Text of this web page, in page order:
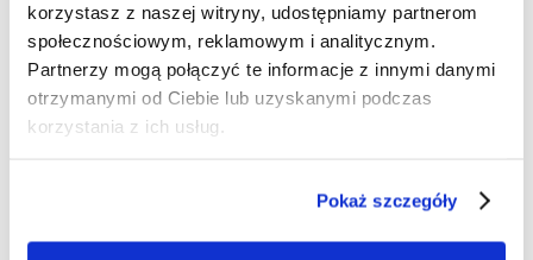
korzystasz z naszej witryny, udostępniamy partnerom
społecznościowym, reklamowym i analitycznym.
Partnerzy mogą połączyć te informacje z innymi danymi
otrzymanymi od Ciebie lub uzyskanymi podczas
korzystania z ich usług.
Pokaż szczegóły
Werfikacja wieku
Czy masz ukończone 18 lat?
NIE
venue
Hotel Paryski Art&Business